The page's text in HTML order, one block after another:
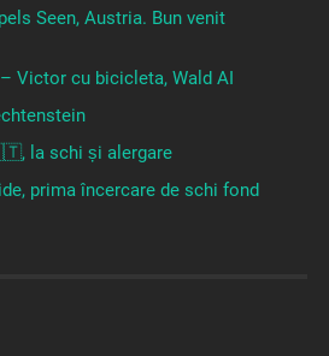
Seen, Austria. Bun venit
Victor cu bicicleta, Wald AI
la schi și alergare
prima încercare de schi fond